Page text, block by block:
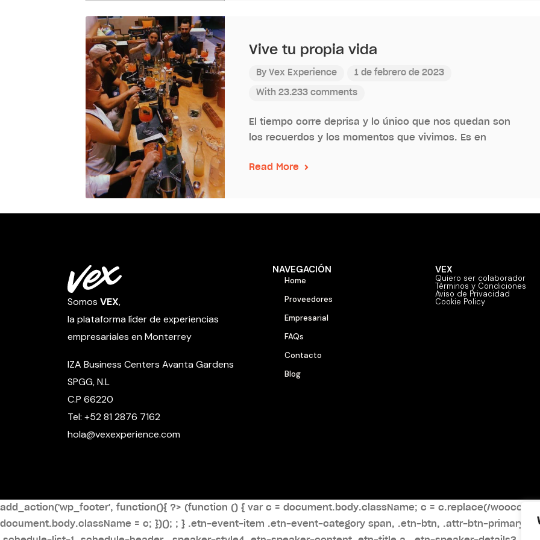
Vive tu propia vida
By Vex Experience 1 de febrero de 2023
With 23.233 comments
El tiempo corre deprisa y lo único que nos quedan son
los recuerdos y los momentos que vivimos. Es en
Read More
Somos VEX,
la plataforma líder de experiencias
empresariales en Monterrey
IZA Business Centers Avanta Gardens
SPGG, N.L
C.P 66220
Tel: +52 81 2876 7162
hola@vexexperience.com
NAVEGACIÓN
Home
Proveedores
Empresarial
FAQs
Contacto
Blog
VEX
Quiero ser colaborador
Términos y Condiciones
Aviso de Privacidad
Cookie Policy
add_action('wp_footer', function(){ ?> (function () { var c = document.body.className; c = c.replace(/
document.body.className = c; })(); ; } .etn-event-item .etn-event-category span, .etn-btn, .attr-btn-primary,